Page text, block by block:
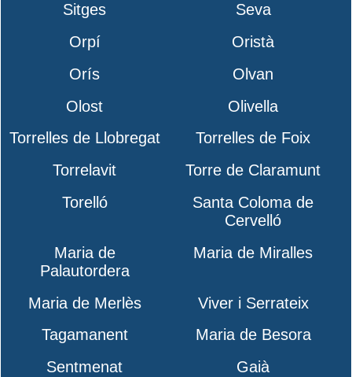
Sitges
Seva
Orpí
Oristà
Orís
Olvan
Olost
Olivella
Torrelles de Llobregat
Torrelles de Foix
Torrelavit
Torre de Claramunt
Torelló
Santa Coloma de
Cervelló
Maria de
Palautordera
Maria de Miralles
Maria de Merlès
Viver i Serrateix
Tagamanent
Maria de Besora
Sentmenat
Gaià